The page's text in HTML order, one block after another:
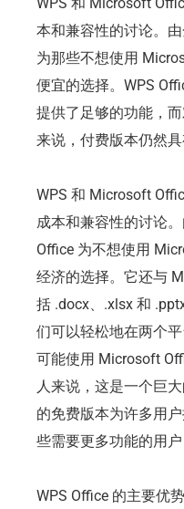
本和兼容性的讨论。
为那些不想使用
便宜的选择。WPS
提供了足够的功能，
来说，付费版本仍然具
WPS 和 Microsoft
成本和兼容性的讨论
Office 为不想使用
经济的选择。它还与
括 .docx、.xlsx 和
们可以轻松地在两个
可能使用 Microsoft
人来说，这是一个巨
的免费版本为许多用
些需要更多功能的用
WPS Office 的主要优